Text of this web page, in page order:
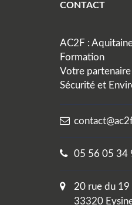
CONTACT
AC2F :
Formation
Votre
Sécurité et
05 56 05 34
20 rue du 19
33320